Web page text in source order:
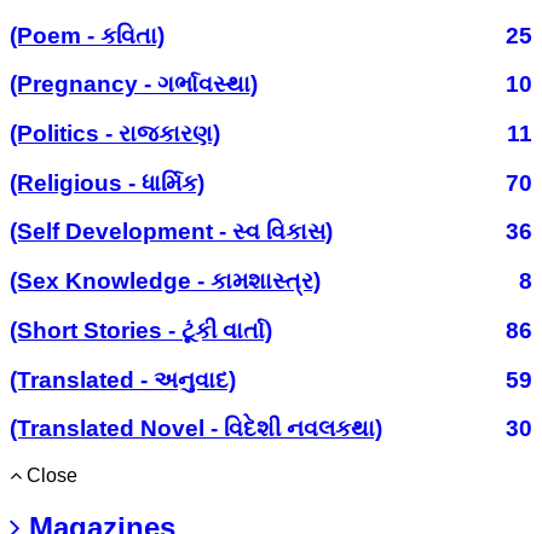
(Poem - કવિતા)
25
(Pregnancy - ગર્ભાવસ્થા)
10
(Politics - રાજકારણ)
11
(Religious - ધાર્મિક)
70
(Self Development - સ્વ વિકાસ)
36
(Sex Knowledge - કામશાસ્ત્ર)
8
(Short Stories - ટૂંકી વાર્તા)
86
(Translated - અનુવાદ)
59
(Translated Novel - વિદેશી નવલકથા)
30
Close
Magazines